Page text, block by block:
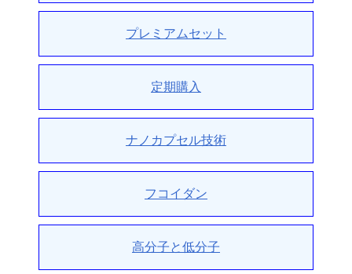
プレミアムセット
定期購入
ナノカプセル技術
フコイダン
高分子と低分子